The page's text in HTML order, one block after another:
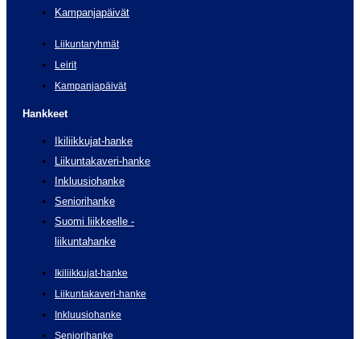
Kampanjapäivät
Liikuntaryhmät
Leirit
Kampanjapäivät
Hankkeet
Ikiliikkujat-hanke
Liikuntakaveri-hanke
Inkluusiohanke
Seniorihanke
Suomi liikkeelle -
liikuntahanke
Ikiliikkujat-hanke
Liikuntakaveri-hanke
Inkluusiohanke
Seniorihanke